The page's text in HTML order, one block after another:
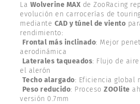
La Wolverine MAX de ZooRacing
evolución en carrocerías de
mediante CAD y túnel de viento
rendimiento:
Frontal más inclinado: Mejor
aerodinámica
Laterales taqueados: Flujo de
el alerón
Techo alargado: Eficiencia global
Peso reducido: Proceso ZOOlite
versión 0.7mm